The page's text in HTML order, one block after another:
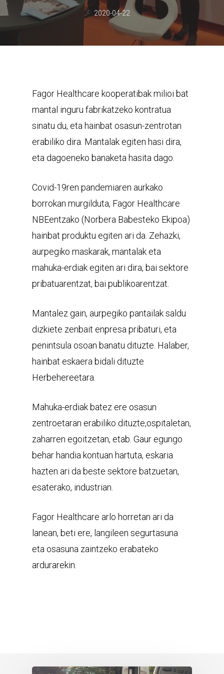
2020-04-22
Fagor Healthcare kooperatibak milioi bat
mantal inguru fabrikatzeko kontratua
sinatu du, eta hainbat osasun-zentrotan
erabiliko dira. Mantalak egiten hasi dira,
eta dagoeneko banaketa hasita dago.
Covid-19ren pandemiaren aurkako
borrokan murgilduta, Fagor Healthcare
NBEentzako (Norbera Babesteko Ekipoa)
hainbat produktu egiten ari da. Zehazki,
aurpegiko maskarak, mantalak eta
mahuka-erdiak egiten ari dira, bai sektore
pribatuarentzat, bai publikoarentzat.
Mantalez gain, aurpegiko pantailak saldu
dizkiete zenbait enpresa pribaturi, eta
penintsula osoan banatu dituzte. Halaber,
hainbat eskaera bidali dituzte
Herbehereetara.
Mahuka-erdiak batez ere osasun
zentroetaran erabiliko dituzte,ospitaletan,
zaharren egoitzetan, etab. Gaur egungo
behar handia kontuan hartuta, eskaria
hazten ari da beste sektore batzuetan,
esaterako, industrian.
Fagor Healthcare arlo horretan ari da
lanean, beti ere, langileen segurtasuna
eta osasuna zaintzeko erabateko
ardurarekin.